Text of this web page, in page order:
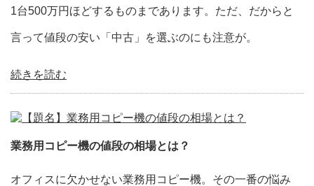
1台500万円ほどするものまであります。ただ、だからと
言って値段の安い「中古」を選ぶのにも注意が。
続きを読む
業務用コピー機の値段の相場とは？
オフィスに欠かせない業務用コピー機。その一番の悩み